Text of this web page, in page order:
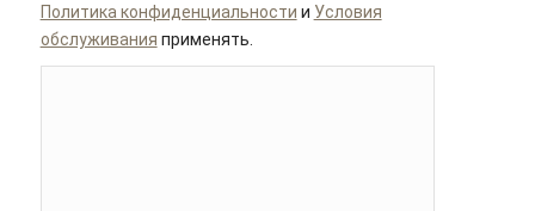
Политика конфиденциальности и Условия
обслуживания применять.